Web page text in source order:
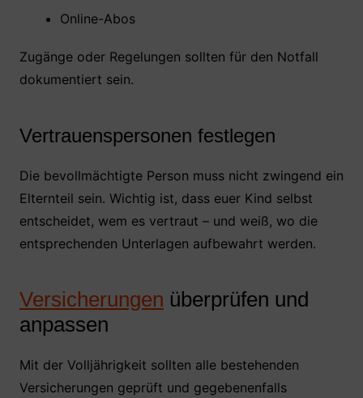
Online-Abos
Zugänge oder Regelungen sollten für den Notfall
dokumentiert sein.
Vertrauenspersonen festlegen
Die bevollmächtigte Person muss nicht zwingend ein
Elternteil sein. Wichtig ist, dass euer Kind selbst
entscheidet, wem es vertraut – und weiß, wo die
entsprechenden Unterlagen aufbewahrt werden.
Versicherungen überprüfen und
anpassen
Mit der Volljährigkeit sollten alle bestehenden
Versicherungen geprüft und gegebenenfalls